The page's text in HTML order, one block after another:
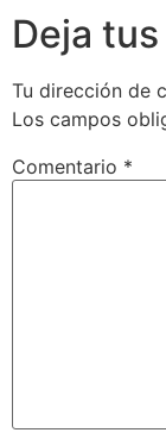
Deja
Tu dirección de
Los campos
Comentario *